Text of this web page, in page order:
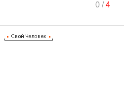
0/4